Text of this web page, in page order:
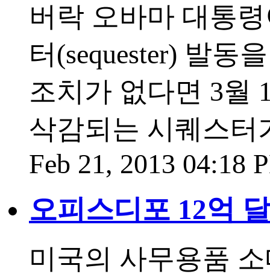
버락 오바마 대통
터(sequester) 발동
조치가 없다면 3월
삭감되는 시퀘스
Feb 21, 2013 04:18
오피스디포 12억
미국의 사무용품